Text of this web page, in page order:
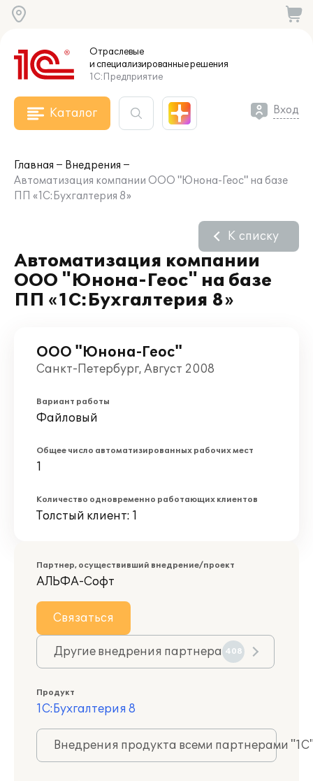
Отраслевые
и специализированныерешения
1С:Предприятие
Каталог Вход
Главная
Внедрения
Автоматизация компании ООО "Юнона-Геос" на базе
ПП «1С:Бухгалтерия 8»
Автоматизация компании
ООО "Юнона-Геос" на базе
ПП «1С:Бухгалтерия 8»
К списку
ООО "Юнона-Геос"
Санкт-Петербург, Август 2008
Вариант работы
Файловый
Общее число автоматизированных рабочих мест
1
Количество одновременно работающих клиентов
Толстый клиент: 1
Партнер, осуществивший внедрение/проект
АЛЬФА-Софт
Связаться
Другие внедрения партнера 408
Продукт
1С:Бухгалтерия 8
Внедрения продукта всеми партнерами